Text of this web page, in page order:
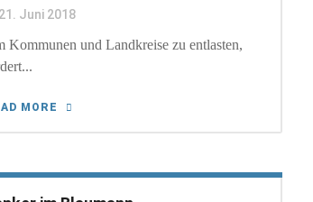
21. Juni 2018
Kommunen und Landkreise zu entlasten,
MORE